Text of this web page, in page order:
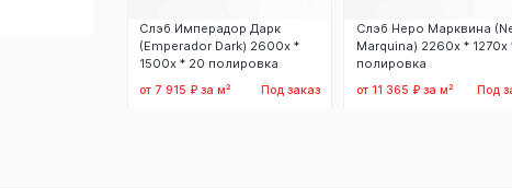
Слэб Имперадор Дарк
(Emperador Dark) 2600x *
1500x * 20 полировка
от 7 915 ₽ за м² Под заказ
Слэб Неро Марквина
Marquina) 2260х * 1270х
полировка
от 11 365 ₽ за м² Под